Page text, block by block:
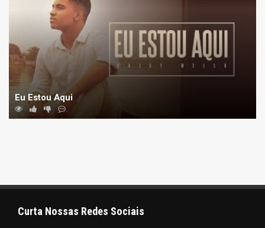
Eu Estou Aqui
Curta Nossas Redes Sociais